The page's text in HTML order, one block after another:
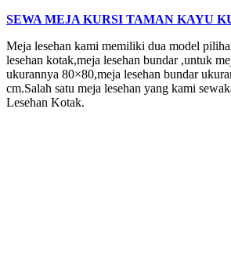
SEWA MEJA KURSI TAMAN KAYU
Meja lesehan kami memiliki dua model
lesehan kotak,meja lesehan bundar ,untuk
ukurannya 80×80,meja lesehan bundar
cm.Salah satu meja lesehan yang kami
Lesehan Kotak.